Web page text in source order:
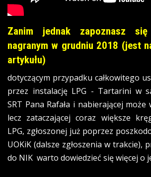
Zanim jednak zapoznasz
nagranym w grudniu 2018 (jest
artykułu)
dotyczącym przypadku całkowitego
przez instalację LPG - Tartarini w
SRT Pana Rafała i nabierającej
lecz zataczającej coraz większe
LPG, zgłoszonej już poprzez
UOKiK (dalsze zgłoszenia w trakcie),
do NIK warto dowiedzieć się więcej o